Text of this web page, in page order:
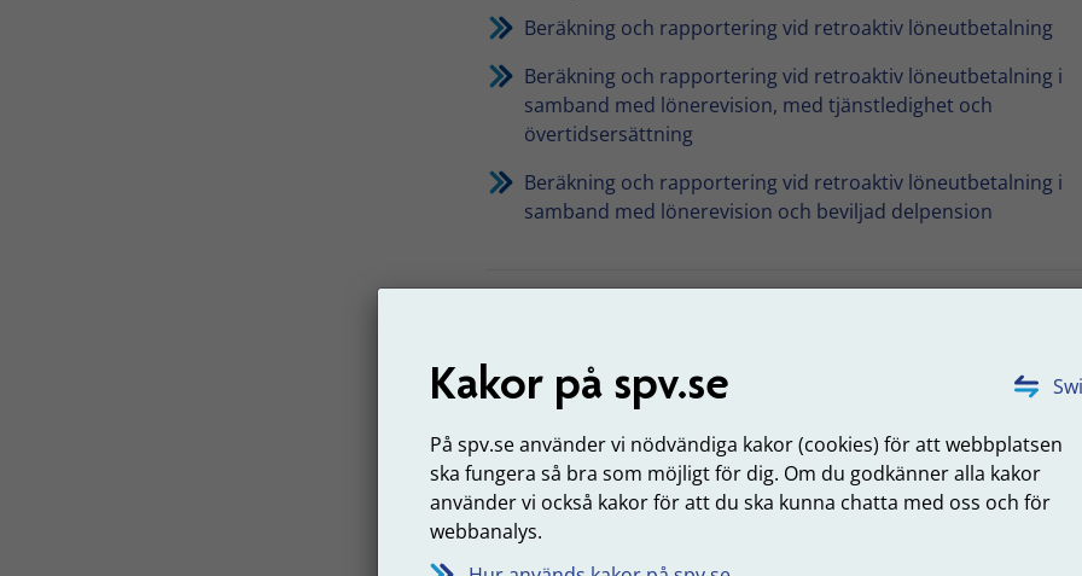
Kakor på spv.se
På spv.se använder vi nödvändiga kakor (cookies) för att webbplatsen
ska fungera så bra som möjligt för dig. Om du godkänner alla kakor
använder vi också kakor för att du ska kunna chatta med oss och för
webbanalys.
Beräkning och rapportering vid retroaktiv löneutbetalning
Beräkning och rapportering vid retroaktiv löneutbetalning i
samband med lönerevision, med tjänstledighet och
övertidsersättning
Beräkning och rapportering vid retroaktiv löneutbetalning i
samband med lönerevision och beviljad delpension
retroaktiv löneutbetalning i samband med
lönerevision, Avdelning 2
Inez är född 1973 och har fått en löneökning med 5 000 kronor per
månad. Tidigare var hennes lön 45 000 kronor per månad, nu ska
ha 50 000 kronor per månad. Den nya lönen gäller från december
men börjar betalas ut först i februari 2026.